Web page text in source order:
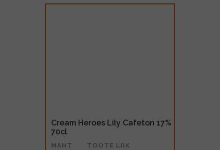
Cream Heroes Lily Cafeton 17%
70cl
MAHT
TOOTE LIIK